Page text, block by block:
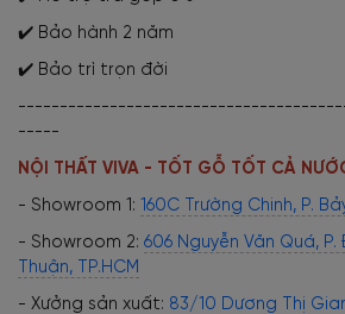
✔️ Bảo hành 2 năm
✔️ Bảo trì trọn đời
-----
NỘI THẤT VIVA - TỐT GỖ TỐT CẢ
- Showroom 1: 160C Trường Chinh, P.
- Showroom 2: 606 Nguyễn Văn Quá,
Thuận, TP.HCM
- Xưởng sản xuất: 83/10 Dương Thị